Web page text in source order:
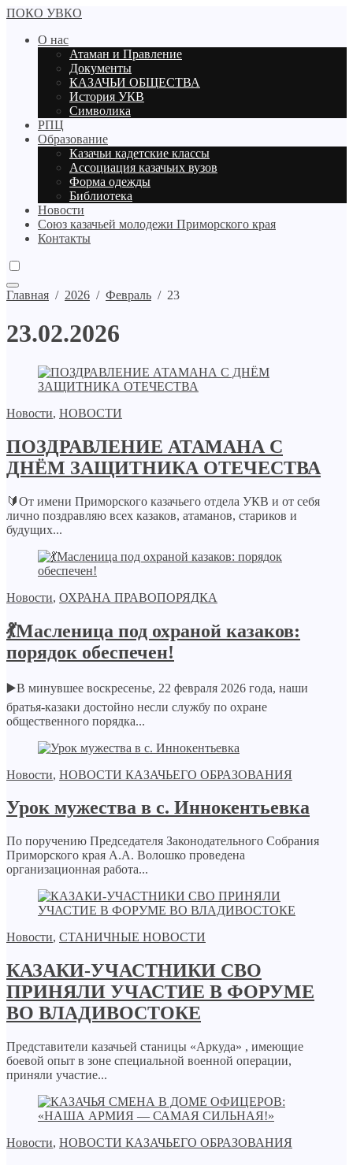
ПОКО УВКО
О нас
Атаман и Правление
Документы
КАЗАЧЬИ ОБЩЕСТВА
История УКВ
Символика
РПЦ
Образование
Казачьи кадетские классы
Ассоциация казачьих вузов
Форма одежды
Библиотека
Новости
Союз казачьей молодежи Приморского края
Контакты
Главная / 2026 / Февраль / 23
23.02.2026
Новости, НОВОСТИ
ПОЗДРАВЛЕНИЕ АТАМАНА С
ДНЁМ ЗАЩИТНИКА ОТЕЧЕСТВА
🔰От имени Приморского казачьего отдела УКВ и от себя
лично поздравляю всех казаков, атаманов, стариков и
будущих...
Новости, ОХРАНА ПРАВОПОРЯДКА
💃Масленица под охраной казаков:
порядок обеспечен!
▶️В минувшее воскресенье, 22 февраля 2026 года, наши
братья-казаки достойно несли службу по охране
общественного порядка...
Новости, НОВОСТИ КАЗАЧЬЕГО ОБРАЗОВАНИЯ
Урок мужества в с. Иннокентьевка
По поручению Председателя Законодательного Собрания
Приморского края А.А. Волошко проведена
организационная работа...
Новости, СТАНИЧНЫЕ НОВОСТИ
КАЗАКИ-УЧАСТНИКИ СВО
ПРИНЯЛИ УЧАСТИЕ В ФОРУМЕ
ВО ВЛАДИВОСТОКЕ
Представители казачьей станицы «Аркуда» , имеющие
боевой опыт в зоне специальной военной операции,
приняли участие...
Новости, НОВОСТИ КАЗАЧЬЕГО ОБРАЗОВАНИЯ